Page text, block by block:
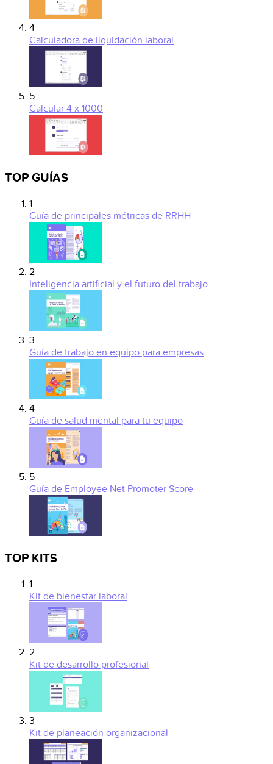
4
Calculadora de liquidación laboral
5
Calcular 4 x 1000
TOP GUÍAS
1
Guía de principales métricas de RRHH
2
Inteligencia artificial y el futuro del trabajo
3
Guía de trabajo en equipo para empresas
4
Guía de salud mental para tu equipo
5
Guía de Employee Net Promoter Score
TOP KITS
1
Kit de bienestar laboral
2
Kit de desarrollo profesional
3
Kit de planeación organizacional